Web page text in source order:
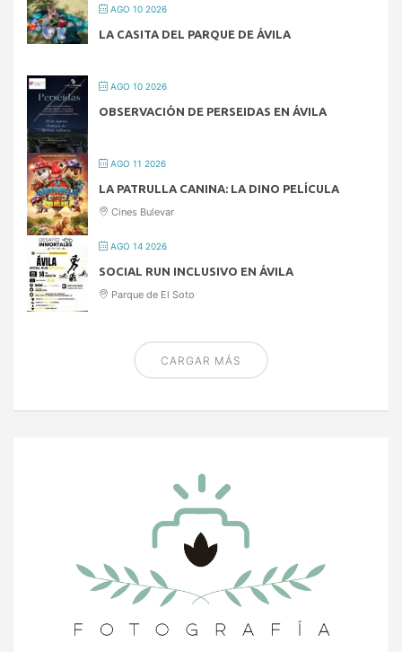
AGO 10 2026
LA CASITA DEL PARQUE DE ÁVILA
AGO 10 2026
OBSERVACIÓN DE PERSEIDAS EN ÁVILA
AGO 11 2026
LA PATRULLA CANINA: LA DINO PELÍCULA
Cines Bulevar
AGO 14 2026
SOCIAL RUN INCLUSIVO EN ÁVILA
Parque de El Soto
CARGAR MÁS